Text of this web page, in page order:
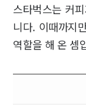
스타벅스는 커
니다. 이때까지
역할을 해 온 셈